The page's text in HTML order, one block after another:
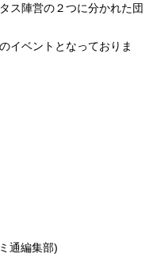
ス陣営の２つに分かれた団
イベントとなっておりま
通編集部)